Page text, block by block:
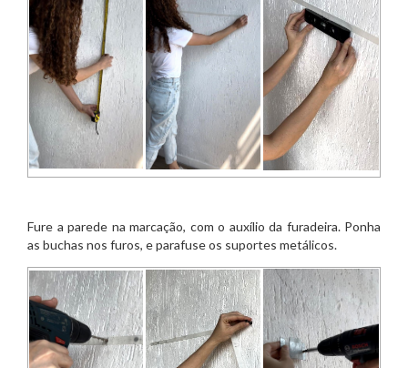
Fure a parede na marcação, com o auxílio da furadeira. Ponha
as buchas nos furos, e parafuse os suportes metálicos.